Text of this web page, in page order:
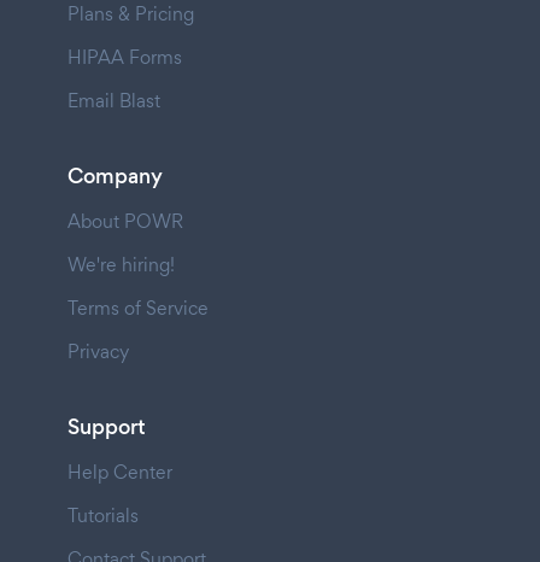
Plans & Pricing
HIPAA Forms
Email Blast
Company
About POWR
We're hiring!
Terms of Service
Privacy
Support
Help Center
Tutorials